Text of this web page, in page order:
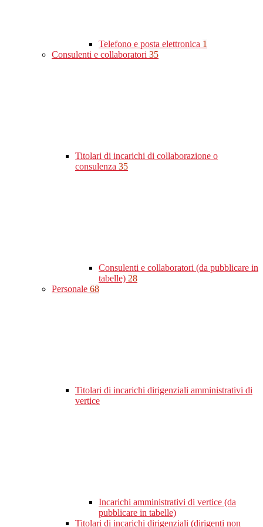
Telefono e posta elettronica 1
Consulenti e collaboratori 35
Titolari di incarichi di collaborazione o
consulenza 35
Consulenti e collaboratori (da pubblicare in
tabelle) 28
Personale 68
Titolari di incarichi dirigenziali amministrativi di
vertice
Incarichi amministrativi di vertice (da
pubblicare in tabelle)
Titolari di incarichi dirigenziali (dirigenti non